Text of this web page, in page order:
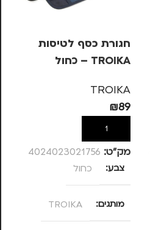
חגורת כסף לטיסות
TROIKA – כחול
TROIKA
₪89
הוספה לסל
מק”ט: 4024023021756
צבע כחול
מותגים TROIKA